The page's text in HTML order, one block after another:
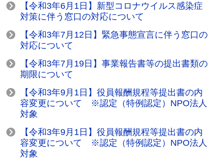
【令和3年6月1日】新型コロナウイルス感染症
対策に伴う窓口の対応について
【令和3年7月12日】緊急事態宣言に伴う窓口の
対応について
【令和3年7月19日】事業報告書等の提出書類の
期限について
【令和3年9月1日】役員報酬規程等提出書の内
容変更について ※認定（特例認定）NPO法人
対象
【令和3年9月1日】役員報酬規程等提出書の内
容変更について ※認定（特例認定）NPO法人
対象